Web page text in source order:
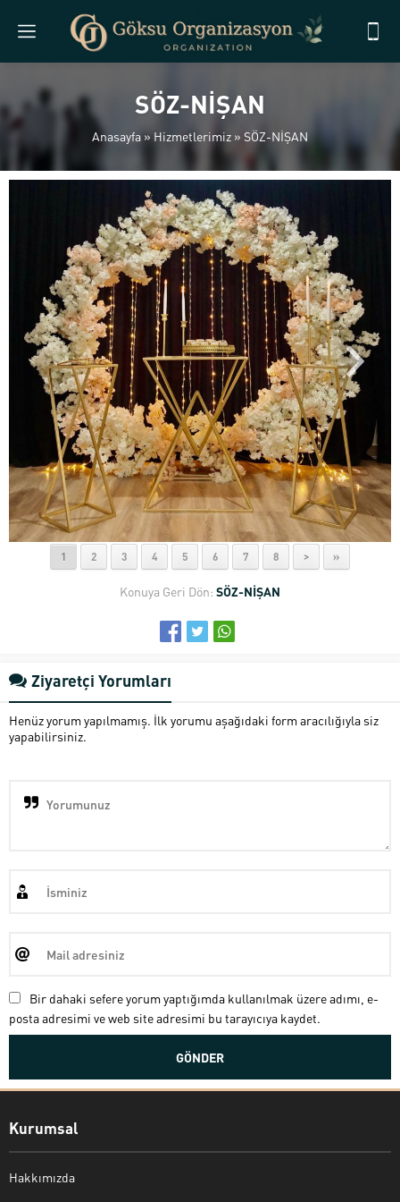
SÖZ-NİŞAN
Anasayfa »Hizmetlerimiz » SÖZ-NİŞAN
1 2 3 4 5 6 7 8 > »
Konuya Geri Dön: SÖZ-NİŞAN
Ziyaretçi Yorumları
Henüz yorum yapılmamış. İlk yorumu aşağıdaki form aracılığıyla siz
yapabilirsiniz.
Bir dahaki sefere yorum yaptığımda kullanılmak üzere adımı, e-
posta adresimi ve web site adresimi bu tarayıcıya kaydet.
Kurumsal
Hakkımızda